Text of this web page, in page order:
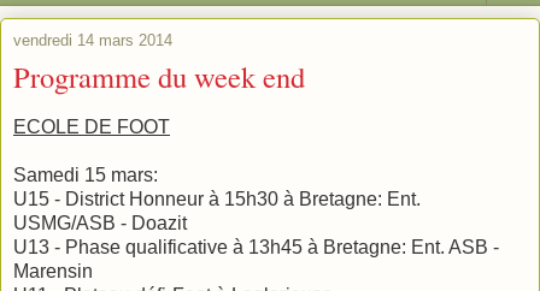
vendredi 14 mars 2014
Programme du week end
ECOLE DE FOOT
Samedi 15 mars:
U15 - District Honneur à 15h30 à Bretagne: Ent.
USMG/ASB - Doazit
U13 - Phase qualificative à 13h45 à Bretagne: Ent. ASB -
Marensin